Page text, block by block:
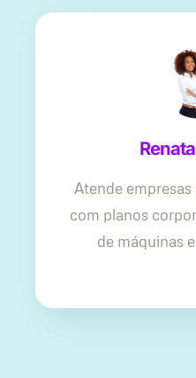
Atende
com planos
de máquinas